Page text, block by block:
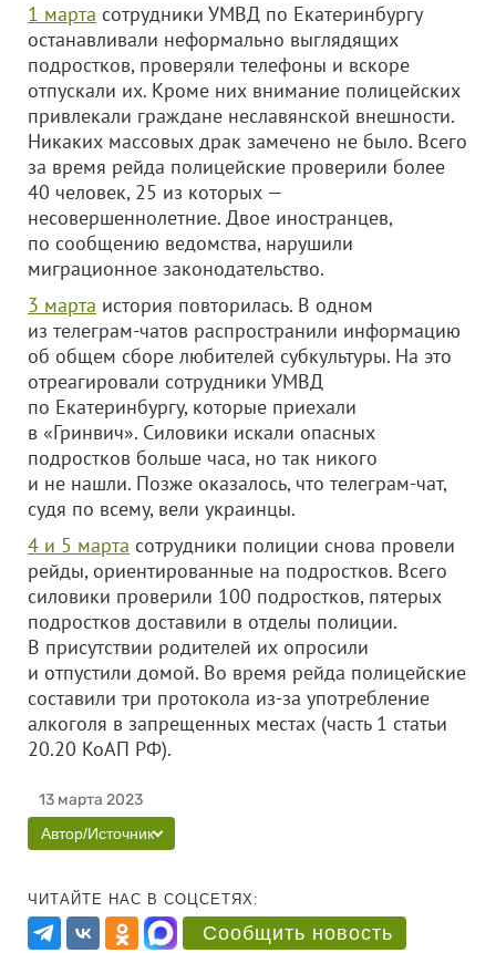
1 марта сотрудники УМВД по Екатеринбургу
останавливали неформально выглядящих
подростков, проверяли телефоны и вскоре
отпускали их. Кроме них внимание полицейских
привлекали граждане неславянской внешности.
Никаких массовых драк замечено не было. Всего
за время рейда полицейские проверили более
40 человек, 25 из которых —
несовершеннолетние. Двое иностранцев,
по сообщению ведомства, нарушили
миграционное законодательство.
3 марта история повторилась. В одном
из телеграм-чатов распространили информацию
об общем сборе любителей субкультуры. На это
отреагировали сотрудники УМВД
по Екатеринбургу, которые приехали
в «Гринвич». Силовики искали опасных
подростков больше часа, но так никого
и не нашли. Позже оказалось, что телеграм-чат,
судя по всему, вели украинцы.
4 и 5 марта сотрудники полиции снова провели
рейды, ориентированные на подростков. Всего
силовики проверили 100 подростков, пятерых
подростков доставили в отделы полиции.
В присутствии родителей их опросили
и отпустили домой. Во время рейда полицейские
составили три протокола из-за употребление
алкоголя в запрещенных местах (часть 1 статьи
20.20 КоАП РФ).
13 марта 2023
Автор/Источник
ЧИТАЙТЕ НАС В СОЦСЕТЯХ:
Сообщить новость